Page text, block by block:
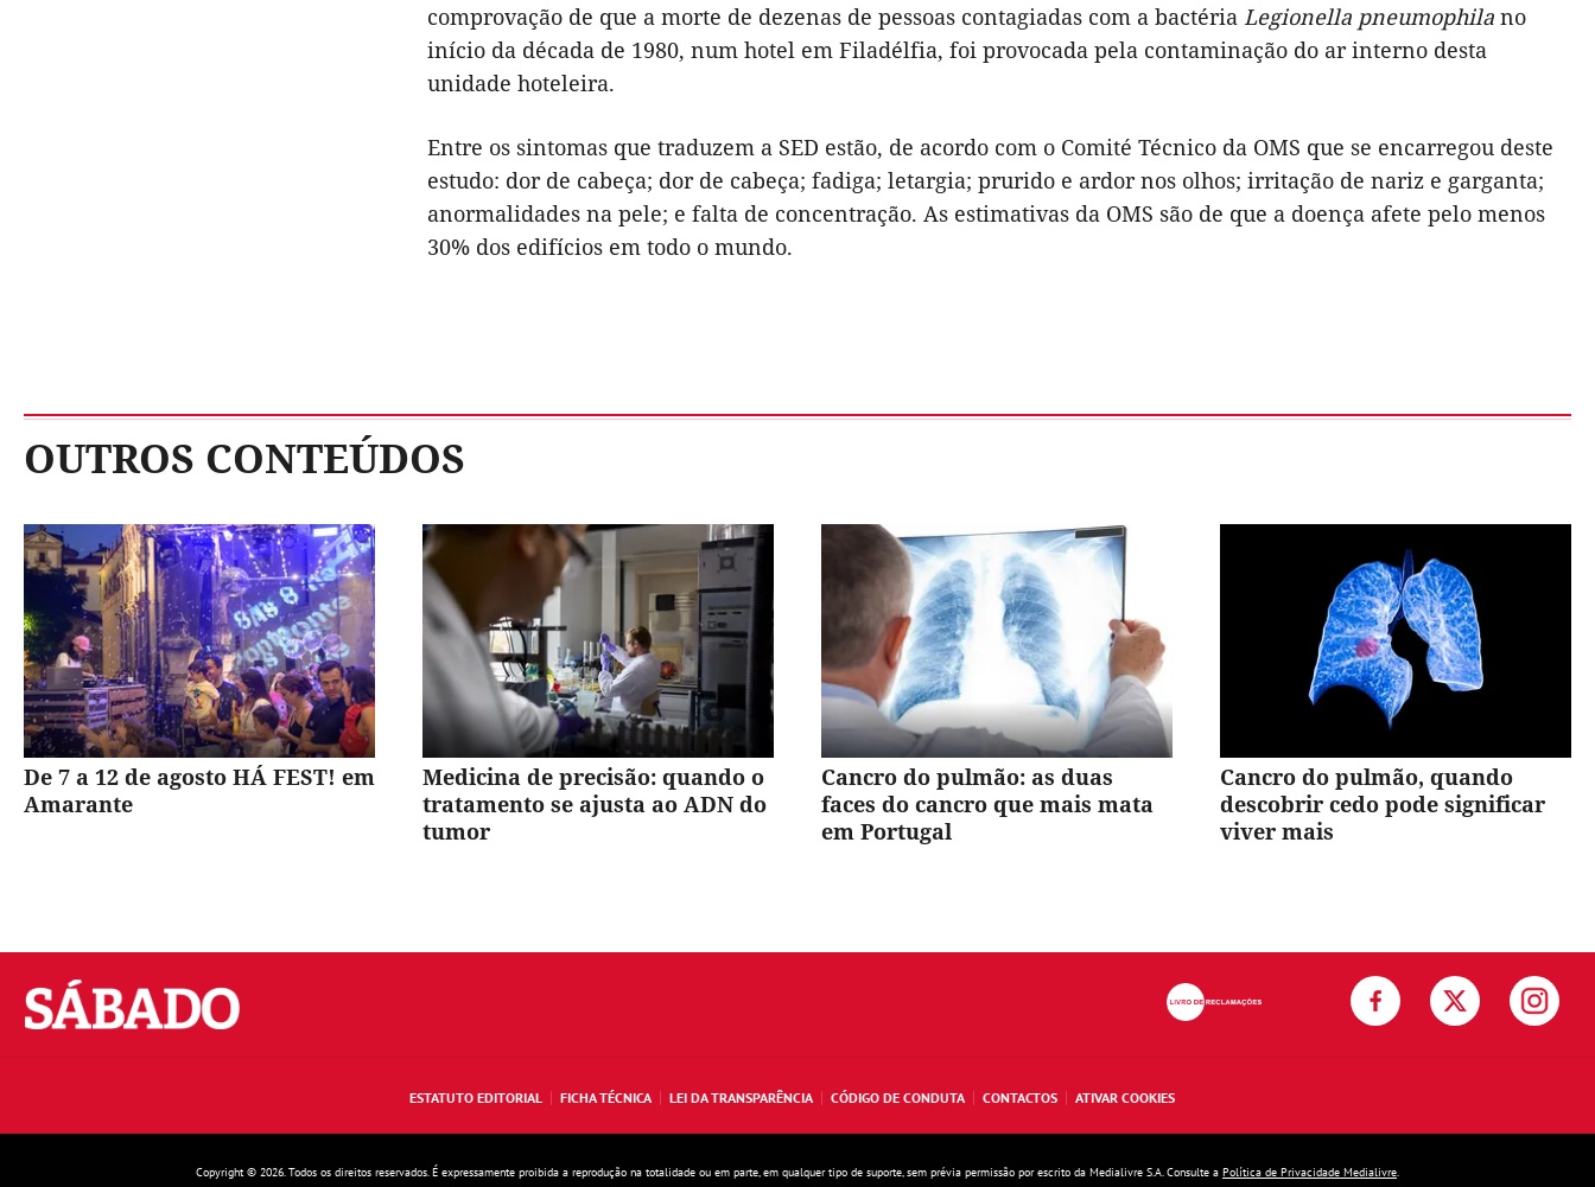
comprovação de que a morte de dezenas de pessoas contagiadas com a bactéria Legionella pneumophila no
início da década de 1980, num hotel em Filadélfia, foi provocada pela contaminação do ar interno desta
unidade hoteleira.
Entre os sintomas que traduzem a SED estão, de acordo com o Comité Técnico da OMS que se encarregou deste
estudo: dor de cabeça; dor de cabeça; fadiga; letargia; prurido e ardor nos olhos; irritação de nariz e garganta;
anormalidades na pele; e falta de concentração. As estimativas da OMS são de que a doença afete pelo menos
30% dos edifícios em todo o mundo.
OUTROS CONTEÚDOS
De 7 a 12 de agosto HÁ FEST! em
Amarante
Medicina de precisão: quando o
tratamento se ajusta ao ADN do
tumor
Cancro do pulmão: as duas
faces do cancro que mais mata
em Portugal
Cancro do pulmão, quando
descobrir cedo pode significar
viver mais
Sábado
ESTATUTO EDITORIAL FICHA TÉCNICA LEI DA TRANSPARÊNCIA CÓDIGO DE CONDUTA CONTACTOS ATIVAR COOKIES
Copyright © 2026. Todos os direitos reservados. É expressamente proibida a reprodução na totalidade ou em parte, em qualquer tipo de suporte, sem prévia permissão por escrito da Medialivre S.A. Consulte a Política de Privacidade Medialivre.